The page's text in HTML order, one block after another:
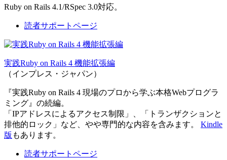
Ruby on Rails 4.1/RSpec 3.0対応。
読者サポートページ
実践Ruby on Rails 4 機能拡張編
（インプレス・ジャパン）
『実践Ruby on Rails 4 現場のプロから学ぶ本格Webプログラ
ミング』の続編。
「IPアドレスによるアクセス制限」、「トランザクションと
排他的ロック」など、やや専門的な内容を含みます。 Kindle
版 もあります。
読者サポートページ